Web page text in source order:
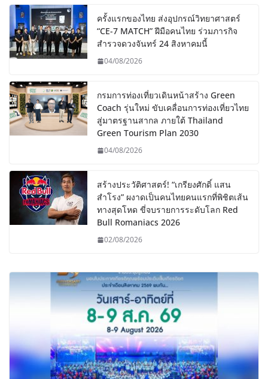
ครั้งแรกของไทย ส่งอุปกรณ์วิทยาศาสตร์
“CE-7 MATCH” ฝีมือคนไทย ร่วมภารกิจ
สำรวจดวงจันทร์ 24 สิงหาคมนี้
04/08/2026
กรมการท่องเที่ยวเดินหน้าสร้าง Green
Coach รุ่นใหม่ ขับเคลื่อนการท่องเที่ยวไทย
สู่มาตรฐานสากล ภายใต้ Thailand
Green Tourism Plan 2030
04/08/2026
สร้างประวัติศาสตร์! “เกรียงศักดิ์ แสน
สำโรง” ผงาดเป็นคนไทยคนแรกที่พิชิตเส้น
ทางสุดโหด ขี่จบรายการระดับโลก Red
Bull Romaniacs 2026
02/08/2026